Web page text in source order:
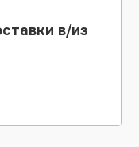
в/из